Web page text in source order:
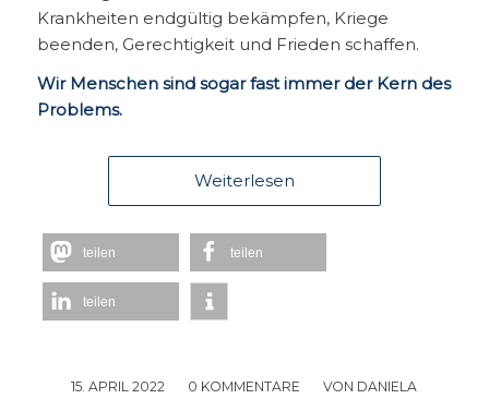
Krankheiten endgültig bekämpfen, Kriege
beenden, Gerechtigkeit und Frieden schaffen.
Wir Menschen sind sogar fast immer der Kern des
Problems.
Weiterlesen
teilen teilen
teilen
15. APRIL 2022
/ 0 KOMMENTARE
/ VON DANIELA